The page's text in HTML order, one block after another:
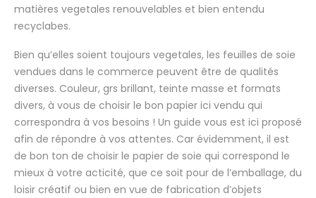
matières vegetales renouvelables et bien entendu
recyclabes.
Bien qu’elles soient toujours vegetales, les feuilles de soie
vendues dans le commerce peuvent être de qualités
diverses. Couleur, grs brillant, teinte masse et formats
divers, à vous de choisir le bon papier ici vendu qui
correspondra à vos besoins ! Un guide vous est ici proposé
afin de répondre à vos attentes. Car évidemment, il est
de bon ton de choisir le papier de soie qui correspond le
mieux à votre acticité, que ce soit pour de l’emballage, du
loisir créatif ou bien en vue de fabrication d’objets